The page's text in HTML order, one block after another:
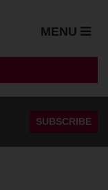
MENU
SUBSCRIBE